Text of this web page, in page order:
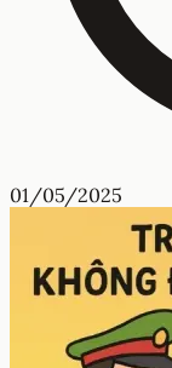
01/05/2025